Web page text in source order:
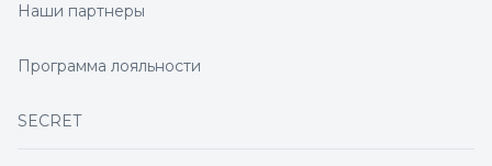
Наши партнеры
Программа лояльности
SECRET